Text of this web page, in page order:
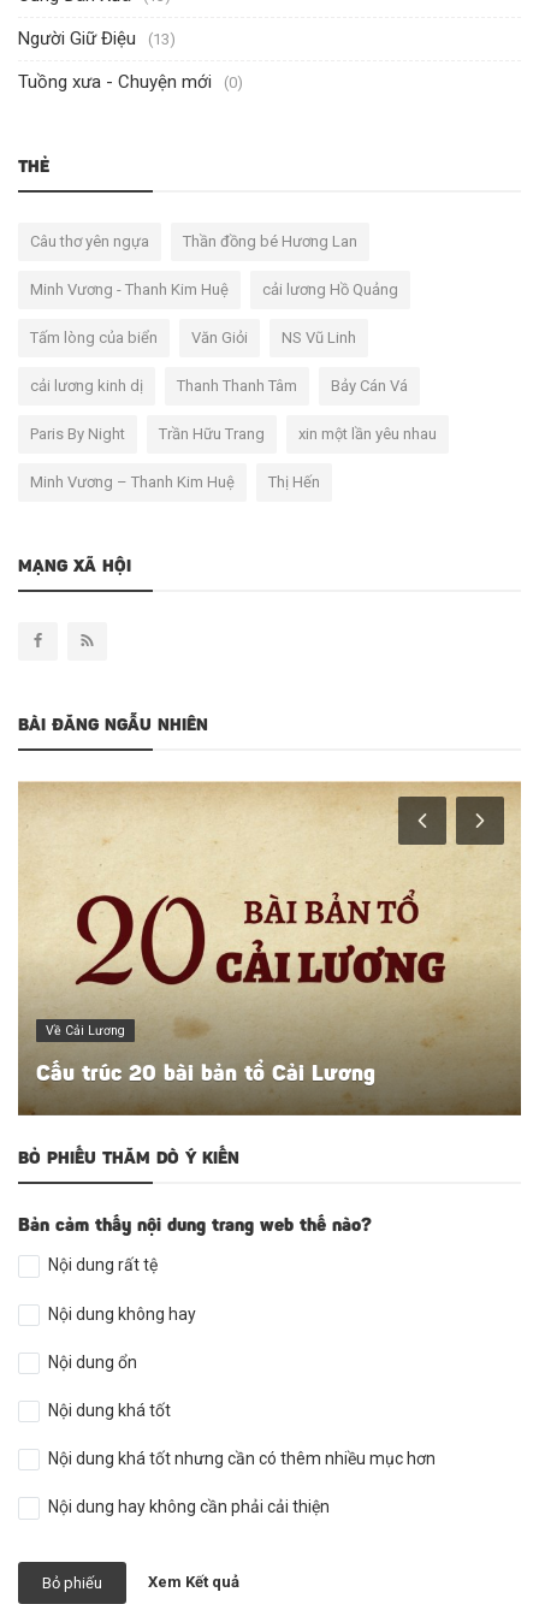
Người Giữ Điệu (13)
Tuồng xưa - Chuyện mới (0)
THẺ
Câu thơ yên ngựa Thần đồng bé Hương Lan
Minh Vương - Thanh Kim Huệ cải lương Hồ Quảng
Tấm lòng của biển Văn Giỏi NS Vũ Linh
cải lương kinh dị Thanh Thanh Tâm Bảy Cán Vá
Paris By Night Trần Hữu Trang xin một lần yêu nhau
Minh Vương – Thanh Kim Huệ Thị Hến
MẠNG XÃ HỘI
BÀI ĐĂNG NGẪU NHIÊN
Cung Đàn Xưa
"Tắt lửa lòng" với Chuyện tình Lan và Điệp
BỎ PHIẾU THĂM DÒ Ý KIẾN
Bản cảm thấy nội dung trang web thế nào?
Nội dung rất tệ
Nội dung không hay
Nội dung ổn
Nội dung khá tốt
Nội dung khá tốt nhưng cần có thêm nhiều mục hơn
Nội dung hay không cần phải cải thiện
Bỏ phiếu Xem Kết quả